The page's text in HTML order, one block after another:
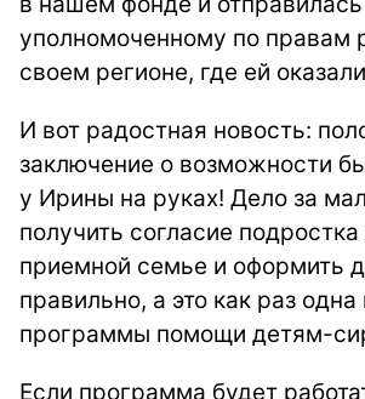
уполномоченному по правам
своем регионе, где ей
И вот радостная новость:
заключение о возможности
у Ирины на руках! Дело за
получить согласие
приемной семье и оформить
правильно, а это как раз одна
программы помощи детям-
Если программа будет